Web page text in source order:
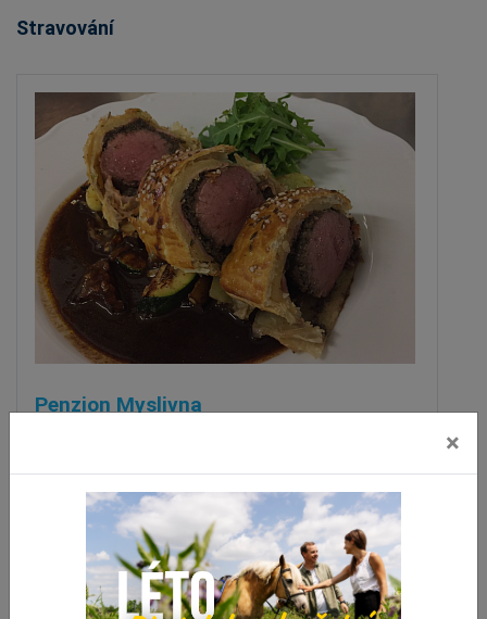
Stravování
Penzion Myslivna
×